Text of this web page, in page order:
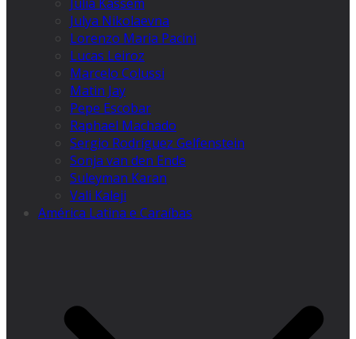
Julia Kassem
Julya Nikolaevna
Lorenzo Maria Pacini
Lucas Leiroz
Marcelo Colussi
Matin Jay
Pepe Escobar
Raphael Machado
Sergio Rodríguez Gelfenstein
Sonja van den Ende
Suleyman Karan
Vali Kaleji
América Latina e Caraíbas